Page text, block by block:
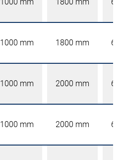
1000 mm 1800 mm
1000 mm 1800 mm
1000 mm 2000 mm
1000 mm 2000 mm